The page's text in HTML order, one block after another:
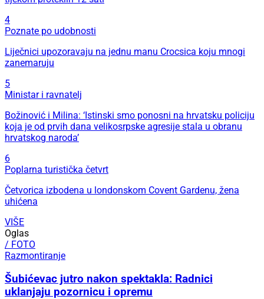
4
Poznate po udobnosti
Liječnici upozoravaju na jednu manu Crocsica koju mnogi
zanemaruju
5
Ministar i ravnatelj
Božinović i Milina: ‘Istinski smo ponosni na hrvatsku policiju
koja je od prvih dana velikosrpske agresije stala u obranu
hrvatskog naroda’
6
Poplarna turistička četvrt
Četvorica izbodena u londonskom Covent Gardenu, žena
uhićena
VIŠE
Oglas
/ FOTO
Razmontiranje
Šubićevac jutro nakon spektakla: Radnici
uklanjaju pozornicu i opremu